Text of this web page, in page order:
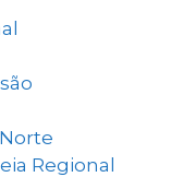
Regional